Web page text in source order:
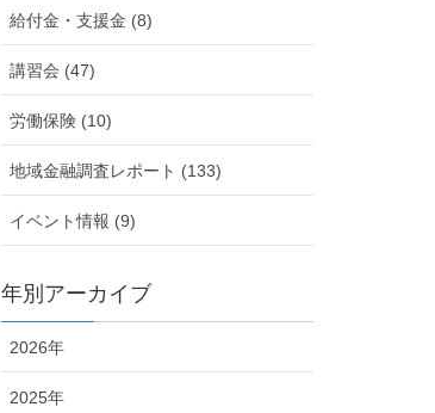
給付金・支援金 (8)
講習会 (47)
労働保険 (10)
地域金融調査レポート (133)
イベント情報 (9)
年別アーカイブ
2026年
2025年